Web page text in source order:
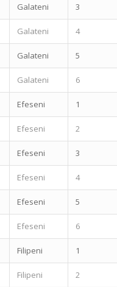
Galateni 3
Galateni 4
Galateni 5
Galateni 6
Efeseni 1
Efeseni 2
Efeseni 3
Efeseni 4
Efeseni 5
Efeseni 6
Filipeni 1
Filipeni 2